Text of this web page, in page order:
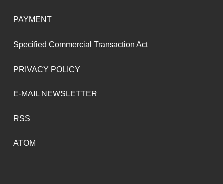
PAYMENT
Specified Commercial Transaction Act
PRIVACY POLICY
E-MAIL NEWSLETTER
RSS
ATOM